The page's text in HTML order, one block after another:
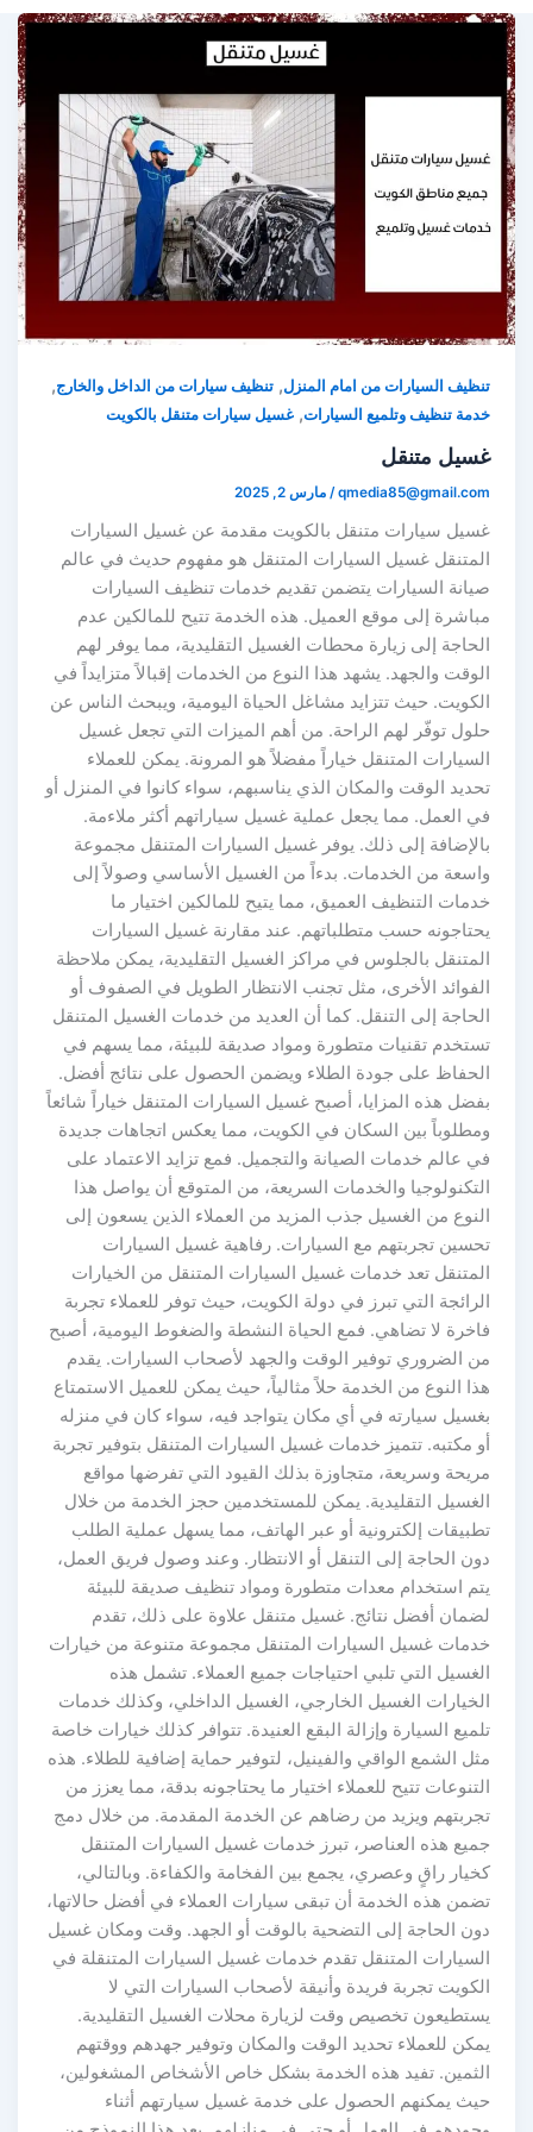
تنظيف السيارات من امام المنزل,تنظيف سيارات من الداخل والخارج,
خدمة تنظيف وتلميع السيارات,غسيل سيارات متنقل بالكويت
غسيل متنقل
qmedia85@gmail.com
/مارس 2, 2025
غسيل سيارات متنقل بالكويت مقدمة عن غسيل السيارات
المتنقل غسيل السيارات المتنقل هو مفهوم حديث في عالم
صيانة السيارات يتضمن تقديم خدمات تنظيف السيارات
مباشرة إلى موقع العميل. هذه الخدمة تتيح للمالكين عدم
الحاجة إلى زيارة محطات الغسيل التقليدية، مما يوفر لهم
الوقت والجهد. يشهد هذا النوع من الخدمات إقبالاً متزايداً في
الكويت. حيث تتزايد مشاغل الحياة اليومية، ويبحث الناس عن
حلول توفّر لهم الراحة. من أهم الميزات التي تجعل غسيل
السيارات المتنقل خياراً مفضلاً هو المرونة. يمكن للعملاء
تحديد الوقت والمكان الذي يناسبهم، سواء كانوا في المنزل أو
في العمل. مما يجعل عملية غسيل سياراتهم أكثر ملاءمة.
بالإضافة إلى ذلك. يوفر غسيل السيارات المتنقل مجموعة
واسعة من الخدمات. بدءاً من الغسيل الأساسي وصولاً إلى
خدمات التنظيف العميق، مما يتيح للمالكين اختيار ما
يحتاجونه حسب متطلباتهم. عند مقارنة غسيل السيارات
المتنقل بالجلوس في مراكز الغسيل التقليدية، يمكن ملاحظة
الفوائد الأخرى، مثل تجنب الانتظار الطويل في الصفوف أو
الحاجة إلى التنقل. كما أن العديد من خدمات الغسيل المتنقل
تستخدم تقنيات متطورة ومواد صديقة للبيئة، مما يسهم في
الحفاظ على جودة الطلاء ويضمن الحصول على نتائج أفضل.
بفضل هذه المزايا، أصبح غسيل السيارات المتنقل خياراً شائعاً
ومطلوباً بين السكان في الكويت، مما يعكس اتجاهات جديدة
في عالم خدمات الصيانة والتجميل. فمع تزايد الاعتماد على
التكنولوجيا والخدمات السريعة، من المتوقع أن يواصل هذا
النوع من الغسيل جذب المزيد من العملاء الذين يسعون إلى
تحسين تجربتهم مع السيارات. رفاهية غسيل السيارات
المتنقل تعد خدمات غسيل السيارات المتنقل من الخيارات
الرائجة التي تبرز في دولة الكويت، حيث توفر للعملاء تجربة
فاخرة لا تضاهي. فمع الحياة النشطة والضغوط اليومية، أصبح
من الضروري توفير الوقت والجهد لأصحاب السيارات. يقدم
هذا النوع من الخدمة حلاً مثالياً، حيث يمكن للعميل الاستمتاع
بغسيل سيارته في أي مكان يتواجد فيه، سواء كان في منزله
أو مكتبه. تتميز خدمات غسيل السيارات المتنقل بتوفير تجربة
مريحة وسريعة، متجاوزة بذلك القيود التي تفرضها مواقع
الغسيل التقليدية. يمكن للمستخدمين حجز الخدمة من خلال
تطبيقات إلكترونية أو عبر الهاتف، مما يسهل عملية الطلب
دون الحاجة إلى التنقل أو الانتظار. وعند وصول فريق العمل،
يتم استخدام معدات متطورة ومواد تنظيف صديقة للبيئة
لضمان أفضل نتائج. غسيل متنقل علاوة على ذلك، تقدم
خدمات غسيل السيارات المتنقل مجموعة متنوعة من خيارات
الغسيل التي تلبي احتياجات جميع العملاء. تشمل هذه
الخيارات الغسيل الخارجي، الغسيل الداخلي، وكذلك خدمات
تلميع السيارة وإزالة البقع العنيدة. تتوافر كذلك خيارات خاصة
مثل الشمع الواقي والفينيل، لتوفير حماية إضافية للطلاء. هذه
التنوعات تتيح للعملاء اختيار ما يحتاجونه بدقة، مما يعزز من
تجربتهم ويزيد من رضاهم عن الخدمة المقدمة. من خلال دمج
جميع هذه العناصر، تبرز خدمات غسيل السيارات المتنقل
كخيار راقٍ وعصري، يجمع بين الفخامة والكفاءة. وبالتالي،
تضمن هذه الخدمة أن تبقى سيارات العملاء في أفضل حالاتها،
دون الحاجة إلى التضحية بالوقت أو الجهد. وقت ومكان غسيل
السيارات المتنقل تقدم خدمات غسيل السيارات المتنقلة في
الكويت تجربة فريدة وأنيقة لأصحاب السيارات التي لا
يستطيعون تخصيص وقت لزيارة محلات الغسيل التقليدية.
يمكن للعملاء تحديد الوقت والمكان وتوفير جهدهم ووقتهم
الثمين. تفيد هذه الخدمة بشكل خاص الأشخاص المشغولين،
حيث يمكنهم الحصول على خدمة غسيل سيارتهم أثناء